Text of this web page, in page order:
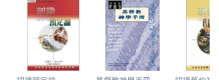
15 耶穌基督的合一位格
早期的辯論
其他重要的觀念
近代的趨向
一個建議
16 基督的工作：歷史觀
聖經中「贖罪」的教訓